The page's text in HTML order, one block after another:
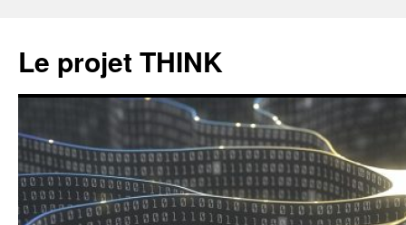
Le projet THINK